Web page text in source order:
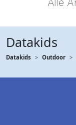
Datakids
Datakids Outdoor